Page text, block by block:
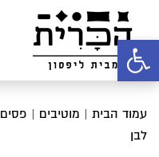
פתח סרגל נגישות
עמוד הבית | מוטיבים | פסים
לבן